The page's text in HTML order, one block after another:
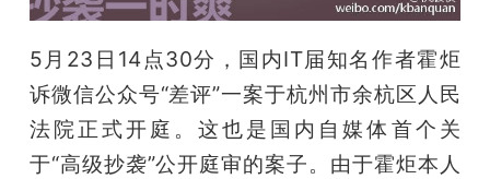
中
心
GAIR
5月23日14点30分，国内IT届知名作者霍炬
诉微信公众号“差评”一案于杭州市余杭区人民
法院正式开庭。这也是国内自媒体首个关
于“高级抄袭”公开庭审的案子。由于霍炬本人